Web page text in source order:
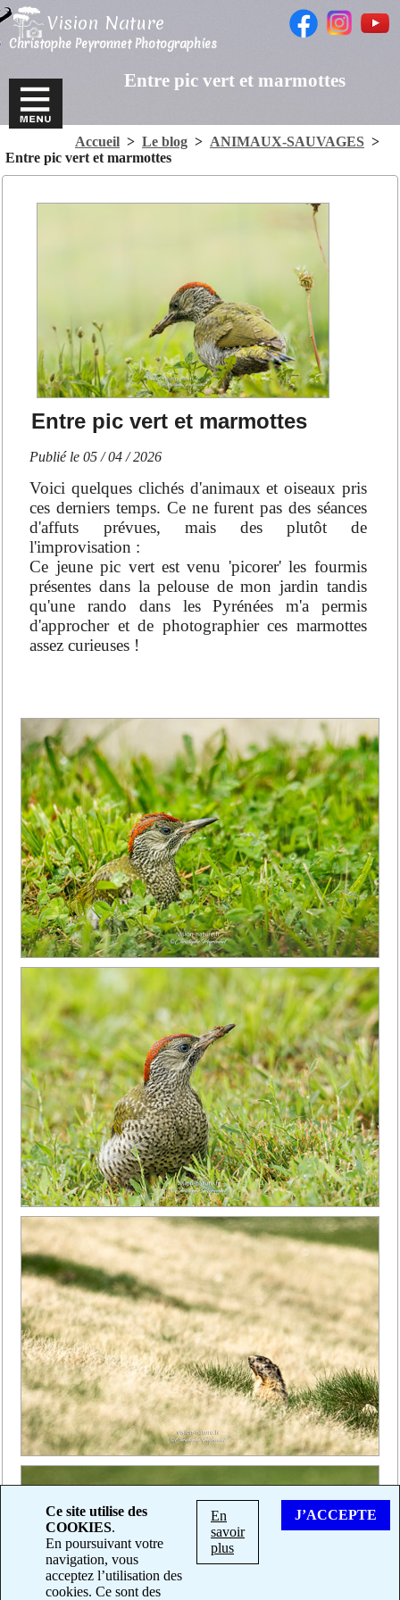
Vision Nature
Christophe Peyronnet Photographies
Entre pic vert et marmottes
Accueil > Le blog > ANIMAUX-SAUVAGES >
Entre pic vert et marmottes
Entre pic vert et marmottes
Publié le05 / 04 / 2026
Voici quelques clichés d'animaux et oiseaux pris
ces derniers temps. Ce ne furent pas des séances
d'affuts prévues, mais des plutôt de
l'improvisation :
Ce jeune pic vert est venu 'picorer' les fourmis
présentes dans la pelouse de mon jardin tandis
qu'une rando dans les Pyrénées m'a permis
d'approcher et de photographier ces marmottes
assez curieuses !
Ce site utilise des
COOKIES.
En poursuivant votre
navigation, vous
acceptez l’utilisation des
cookies. Ce sont des
En
savoir
plus
J’ACCEPTE